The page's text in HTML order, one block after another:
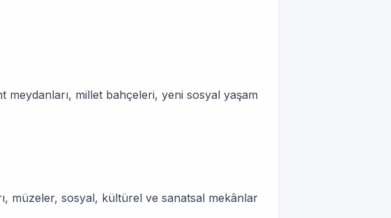
meydanları, millet bahçeleri, yeni sosyal yaşam
müzeler, sosyal, kültürel ve sanatsal mekânlar